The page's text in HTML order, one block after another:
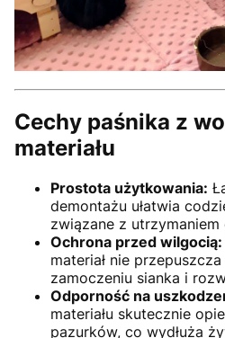
Cechy paśnika z
materiału
Prostota użytkowania:
demontażu ułatwia
związane z utrzymaniem
Ochrona przed wilgocią:
materiał nie
zamoczeniu sianka i
Odporność na
materiału skutecznie
pazurków, co wydłuża